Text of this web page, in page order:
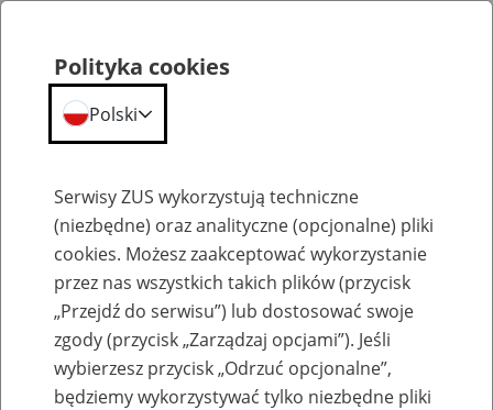
Szkolenia
Polityka cookies
Polski
Serwisy ZUS wykorzystują techniczne
(niezbędne) oraz analityczne (opcjonalne) pliki
cookies. Możesz zaakceptować wykorzystanie
przez nas wszystkich takich plików (przycisk
„Przejdź do serwisu”) lub dostosować swoje
zgody (przycisk „Zarządzaj opcjami”). Jeśli
wybierzesz przycisk „Odrzuć opcjonalne”,
będziemy wykorzystywać tylko niezbędne pliki